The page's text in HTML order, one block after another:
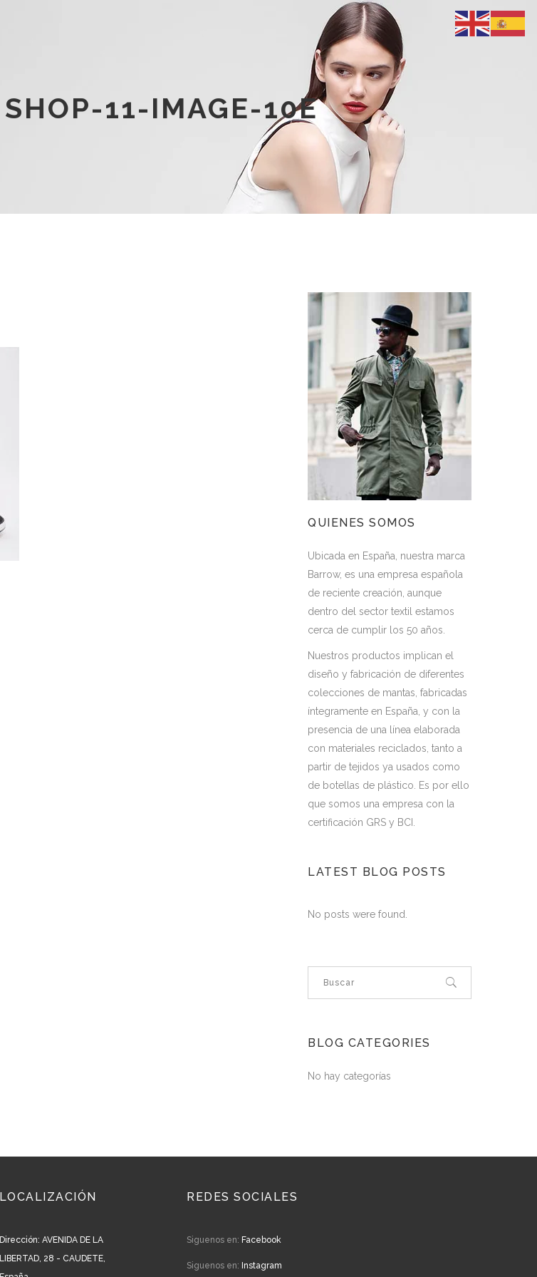
SHOP-11-IMAGE-10E
QUIENES SOMOS
Ubicada en España, nuestra marca
Barrow, es una empresa española
de reciente creación, aunque
dentro del sector textil estamos
cerca de cumplir los 50 años.
Nuestros productos implican el
diseño y fabricación de diferentes
colecciones de mantas, fabricadas
íntegramente en España, y con la
presencia de una línea elaborada
con materiales reciclados, tanto a
partir de tejidos ya usados como
de botellas de plástico. Es por ello
que somos una empresa con la
certificación GRS y BCI.
LATEST BLOG POSTS
No posts were found.
BLOG CATEGORIES
No hay categorías
LOCALIZACIÓN
Dirección: AVENIDA DE LA
LIBERTAD, 28 - CAUDETE,
REDES SOCIALES
Siguenos en: Facebook
Siguenos en: Instagram